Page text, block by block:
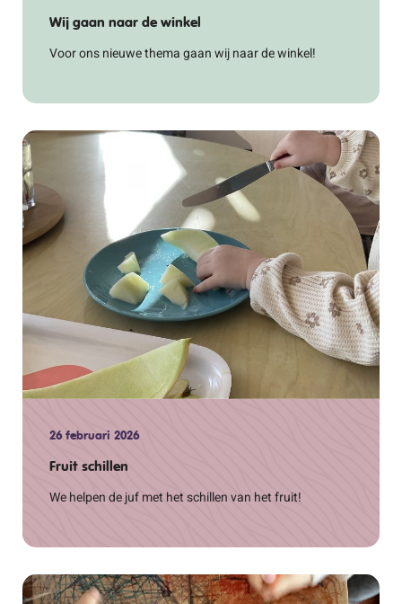
Wij gaan naar de winkel
Voor ons nieuwe thema gaan wij naar de winkel!
26 februari 2026
Fruit schillen
We helpen de juf met het schillen van het fruit!